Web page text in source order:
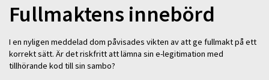
Fullmaktens innebörd
I en nyligen meddelad dom påvisades vikten av att ge fullmakt på ett
korrekt sätt. Är det riskfritt att lämna sin e-legitimation med
tillhörande kod till sin sambo?